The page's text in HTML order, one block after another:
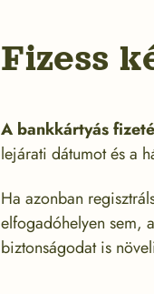
Fizess
A bankkártyás
lejárati dátumot és a
Ha azonban
elfogadóhelyen sem,
biztonságodat is